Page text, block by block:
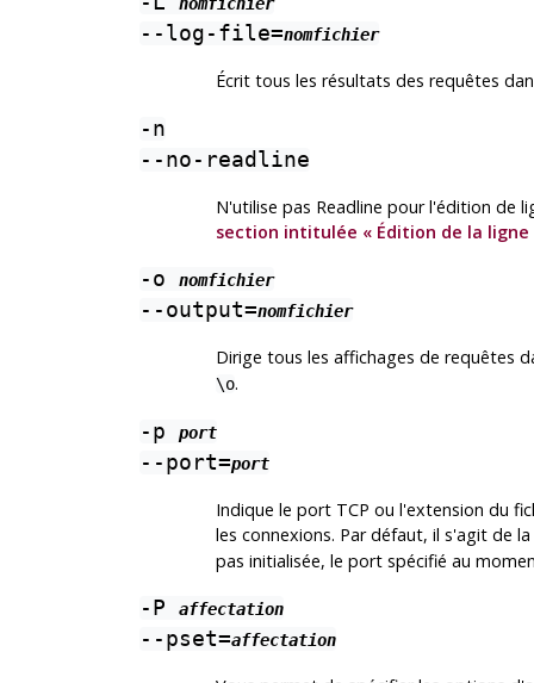
nomfichier
--log-file=nomfichier
Écrit tous les résultats des requêtes
-n
--no-readline
N'utilise pas Readline pour l'édition de
section intitulée « Édition de la ligne
-o nomfichier
--output=nomfichier
Dirige tous les affichages de requêtes
\o.
-p port
--port=port
Indique le port TCP ou l'extension du
les connexions. Par défaut, il s'agit de
pas initialisée, le port spécifié au
-P affectation
--pset=affectation